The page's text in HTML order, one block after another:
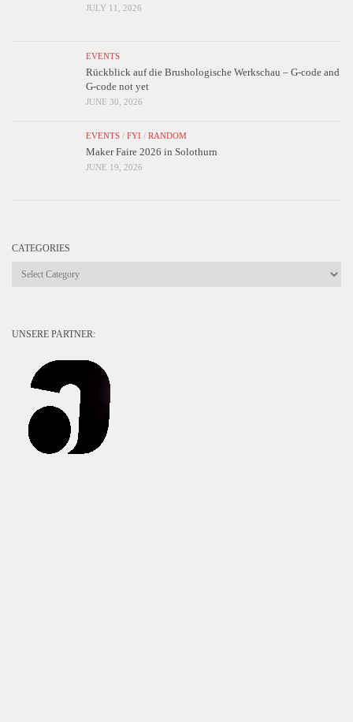
JULY 11, 2026
EVENTS
Rückblick auf die Brushologische Werkschau – G-code and
G-code not yet
JUNE 30, 2026
EVENTS / FYI / RANDOM
Maker Faire 2026 in Solothurn
JUNE 19, 2026
CATEGORIES
Categories
UNSERE PARTNER: